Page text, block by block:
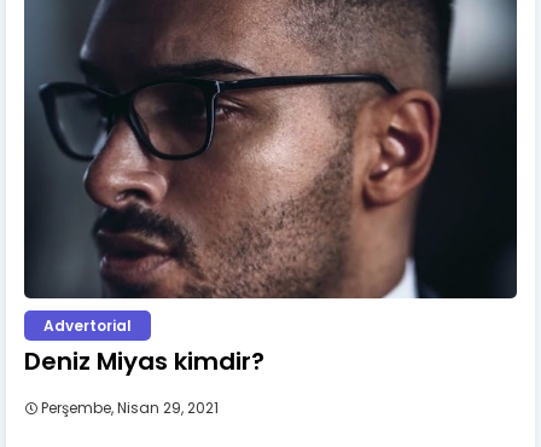
Advertorial
Deniz Miyas kimdir?
Perşembe, Nisan 29, 2021